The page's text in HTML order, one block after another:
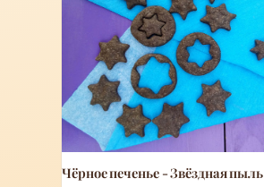
Чёрное печенье - Звёздная пыль